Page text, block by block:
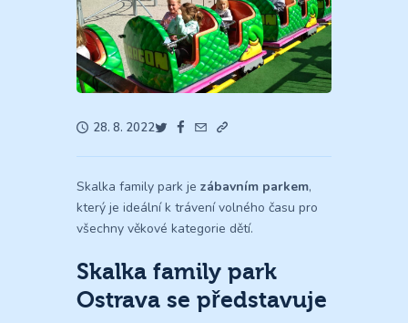
28. 8. 2022
Skalka family park je zábavním parkem,
který je ideální k trávení volného času pro
všechny věkové kategorie dětí.
Skalka family park
Ostrava se představuje